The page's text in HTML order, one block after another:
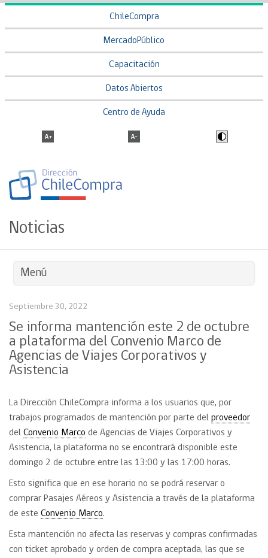
ChileCompra
MercadoPúblico
Capacitación
Datos Abiertos
Centro de Ayuda
Noticias
Menú
Septiembre 30, 2022
Se informa mantención este 2 de octubre
a plataforma del Convenio Marco de
Agencias de Viajes Corporativos y
Asistencia
La Dirección ChileCompra informa a los usuarios que, por
trabajos programados de mantención por parte del proveedor
del Convenio Marco de Agencias de Viajes Corporativos y
Asistencia, la plataforma no se encontrará disponible este
domingo 2 de octubre entre las 13:00 y las 17:00 horas.
Esto significa que en ese horario no se podrá reservar o
comprar Pasajes Aéreos y Asistencia a través de la plataforma
de este Convenio Marco.
Esta mantención no afecta las reservas y compras confirmadas
con ticket aprobado y orden de compra aceptada, las que se